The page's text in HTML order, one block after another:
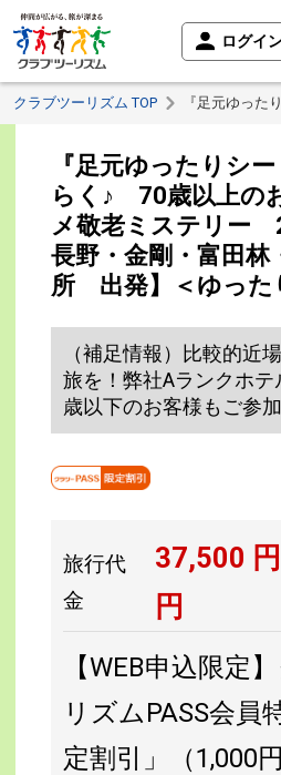
ログイ
クラブツーリズム TOP 『足元ゆっ
『足元ゆったりシ
らく♪ 70歳以上の
メ敬老ミステリー
長野・金剛・富田林
所 出発】＜ゆった
（補足情報）比較的近
旅を！弊社Aランクホ
歳以下のお客様もご参
旅行代
金
37,500
円
【WEB申込限定
リズムPASS会員
定割引」（1,000